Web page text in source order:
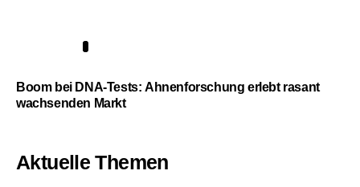
Boom bei DNA-Tests: Ahnenforschung erlebt rasant
wachsenden Markt
Aktuelle Themen